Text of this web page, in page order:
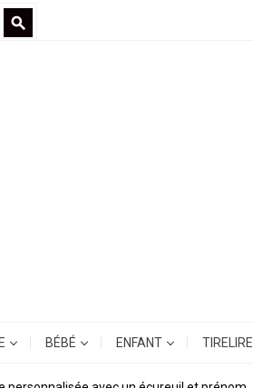
search
BÉBÉ ENFANT TIRELIRE